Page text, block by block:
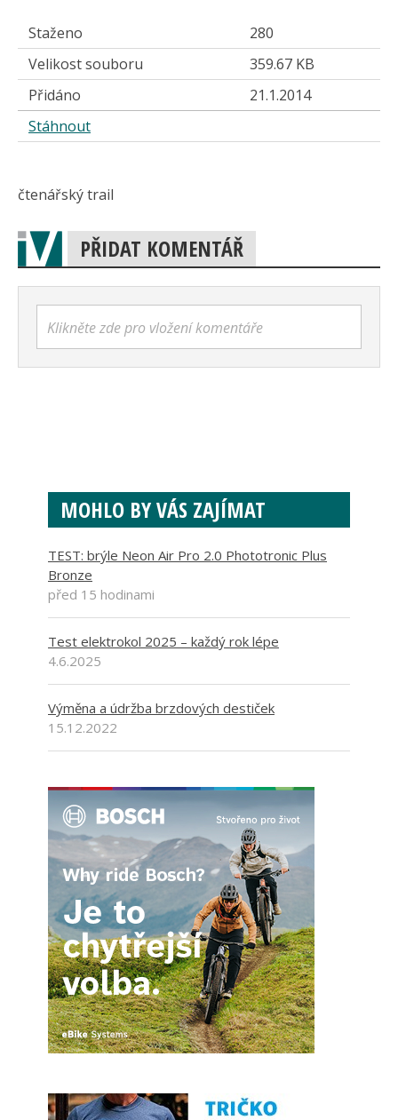
Staženo
280
Velikost souboru
359.67 KB
Přidáno
21.1.2014
Stáhnout
čtenářský trail
PŘIDAT KOMENTÁŘ
Klikněte zde pro vložení komentáře
MOHLO BY VÁS ZAJÍMAT
TEST: brýle Neon Air Pro 2.0 Phototronic Plus
Bronze
před 15 hodinami
Test elektrokol 2025 – každý rok lépe
4.6.2025
Výměna a údržba brzdových destiček
15.12.2022